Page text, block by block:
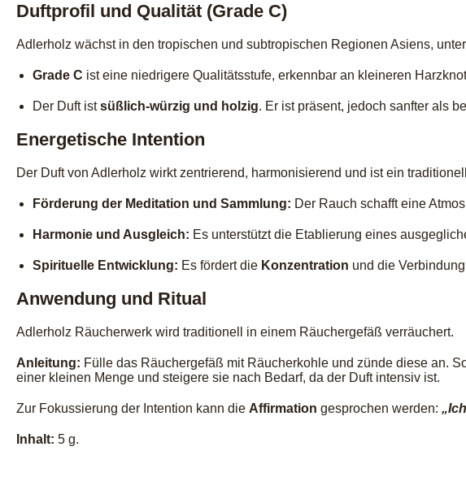
Duftprofil und Qualität (Grade C)
Adlerholz wächst in den tropischen und subtropischen Regionen Asiens,
Grade C ist eine niedrigere Qualitätsstufe, erkennbar an kleineren
Der Duft istsüßlich-würzig und holzig. Er ist präsent, jedoch sanfter als
Energetische Intention
Der Duft von Adlerholz wirkt zentrierend, harmonisierend und ist ein
Förderung der Meditation und Sammlung: Der Rauch schafft eine
Harmonie und Ausgleich: Es unterstützt die Etablierung eines
Spirituelle Entwicklung: Es fördert die Konzentration und die
Anwendung und Ritual
Adlerholz Räucherwerk wird traditionell in einem Räuchergefäß verräuchert.
Anleitung: Fülle das Räuchergefäß mit Räucherkohle und zünde diese an.
einer kleinen Menge und steigere sie nach Bedarf, da der Duft intensiv ist.
Zur Fokussierung der Intention kann die Affirmation gesprochen werden:
Inhalt: 5 g.